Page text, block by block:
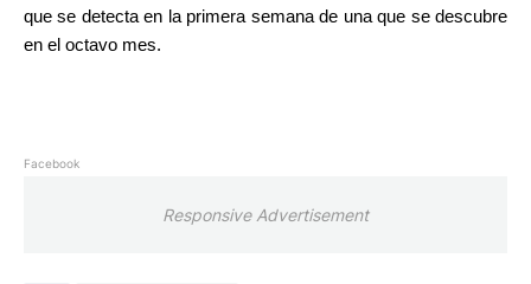
que se detecta en la primera semana de una que se descubre
en el octavo mes.
Facebook
Responsive Advertisement